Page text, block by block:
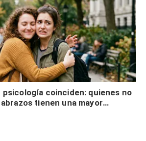
coinciden: quienes no
tienen una mayor
estímulos físicos y no es por